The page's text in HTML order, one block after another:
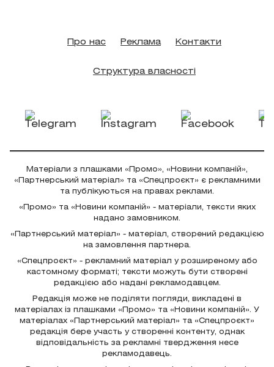
Про нас Реклама Контакти
Структура власності
Матеріали з плашками «Промо», «Новини компаній»,
«Партнерський матеріал» та «Спецпроєкт» є рекламними
та публікуються на правах реклами.
«Промо» та «Новини компаній» - матеріали, тексти яких
надано замовником.
«Партнерський матеріал» - матеріал, створений редакцією
на замовлення партнера.
«Спецпроєкт» - рекламний матеріал у розширеному або
кастомному форматі; тексти можуть бути створені
редакцією або надані рекламодавцем.
Редакція може не поділяти погляди, викладені в
матеріалах із плашками «Промо» та «Новини компаній». У
матеріалах «Партнерський матеріал» та «Спецпроєкт»
редакція бере участь у створенні контенту, однак
відповідальність за рекламні твердження несе
рекламодавець.